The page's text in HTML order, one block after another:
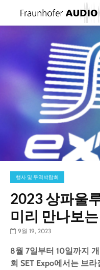
행사 및 무역박람회
2023 상파울
미리 만나보
9월 19, 2023
8월 7일부터 10일까지
회 SET Expo에서는 브라